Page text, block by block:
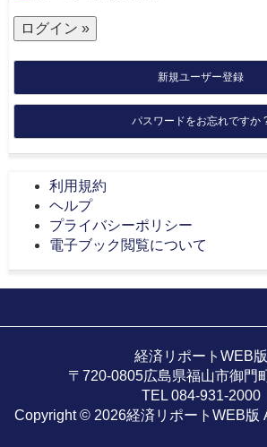
新規ユーザー登録
パスワードをお忘れですか
利用規約
ヘルプ
プライバシーポリシー
電子ブック閲覧について
経済リポートWEB版
〒720-0805広島県福山市御門
TEL 084-931-2000
Copyright © 2026経済リポートWEB版